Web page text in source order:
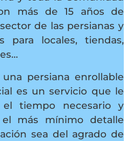
más de 15 años de
de las persianas y
para locales, tiendas,
persiana enrollable
es un servicio que le
tiempo necesario y
más mínimo detalle
sea del agrado de